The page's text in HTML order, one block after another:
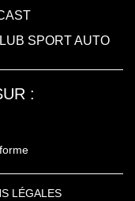
SPORT AUTO
:
LÉGALES